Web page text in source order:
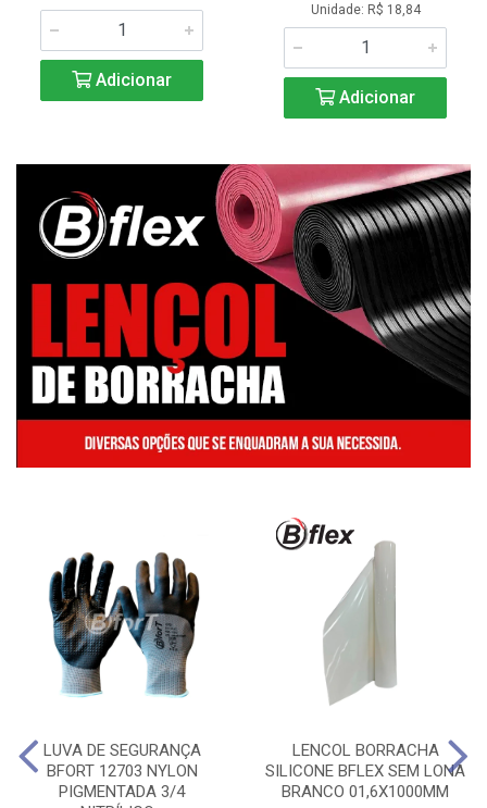
Adicionar
Unidade: R$ 18,84
Adicionar
LUVA DE SEGURANÇA
BFORT 12703 NYLON
PIGMENTADA 3/4
LENCOL BORRACHA
SILICONE BFLEX SEM LONA
BRANCO 01,6X1000MM